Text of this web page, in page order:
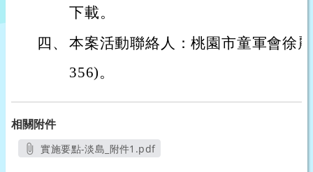
下載。
四、 本案活動聯絡人：桃園市童軍會徐
356)。
相關附件
實施要點-淡島_附件1.pdf